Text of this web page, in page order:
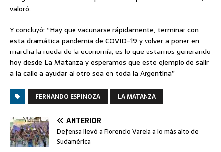
valoró.
Y concluyó: “Hay que vacunarse rápidamente, terminar con
esta dramática pandemia de COVID-19 y volver a poner en
marcha la rueda de la economía, es lo que estamos generando
hoy desde La Matanza y esperamos que este ejemplo de salir
a la calle a ayudar al otro sea en toda la Argentina”
FERNANDO ESPINOZA LA MATANZA
ANTERIOR
Defensa llevó a Florencio Varela a lo más alto de
Sudamérica